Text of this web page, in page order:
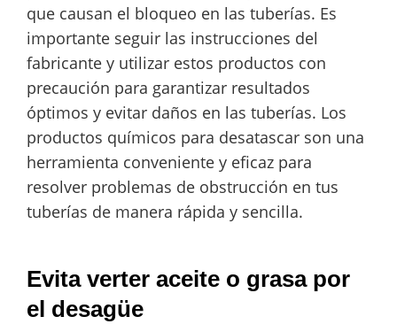
que causan el bloqueo en las tuberías. Es
importante seguir las instrucciones del
fabricante y utilizar estos productos con
precaución para garantizar resultados
óptimos y evitar daños en las tuberías. Los
productos químicos para desatascar son una
herramienta conveniente y eficaz para
resolver problemas de obstrucción en tus
tuberías de manera rápida y sencilla.
Evita verter aceite o grasa por
el desagüe